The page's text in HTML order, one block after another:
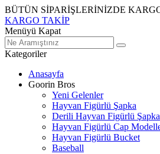
BÜTÜN SİPARİŞLERİNİZDE
KARGO TAKİP
Menüyü Kapat
Kategoriler
Anasayfa
Goorin Bros
Yeni Gelenler
Hayvan Figürlü Şapka
Derili Hayvan Figürlü Şapka
Hayvan Figürlü Cap
Hayvan Figürlü Bucket
Baseball